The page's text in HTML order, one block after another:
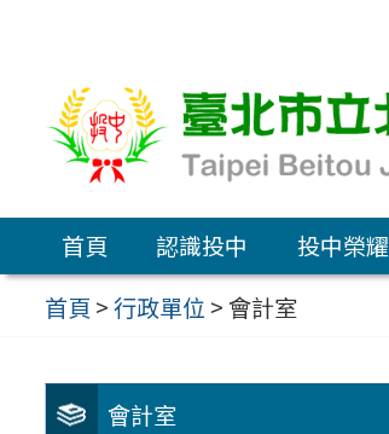
容
區
首頁 認識投中 投中榮耀
首頁 >行政單位 >會計室
會計室